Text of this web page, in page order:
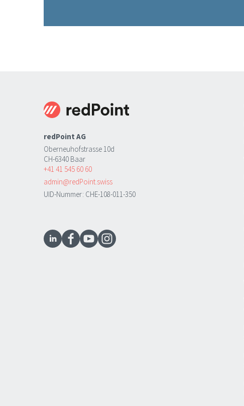
redPoint AG
Oberneuhofstrasse 10d
CH-6340 Baar
+41 41 545 60 60
admin@redPoint.swiss
UID-Nummer: CHE-108-011-350